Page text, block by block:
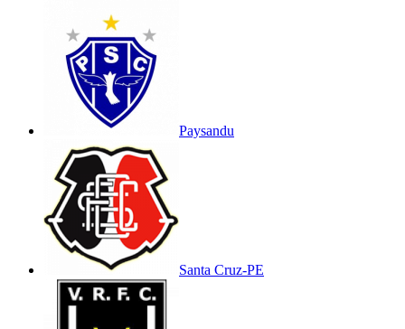
Paysandu
Santa Cruz-PE